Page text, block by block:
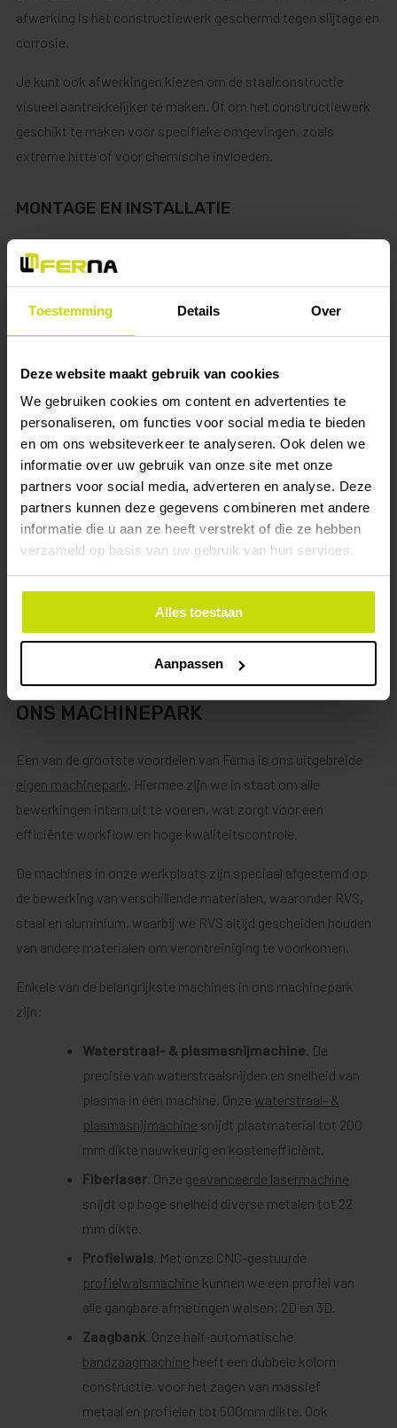
Toestemming Details Over
Deze website maakt gebruik van cookies
We gebruiken cookies om content en advertenties te
personaliseren, om functies voor social media te bieden
en om ons websiteverkeer te analyseren. Ook delen we
informatie over uw gebruik van onze site met onze
partners voor social media, adverteren en analyse. Deze
partners kunnen deze gegevens combineren met andere
informatie die u aan ze heeft verstrekt of die ze hebben
verzameld op basis van uw gebruik van hun services.
Alles toestaan
Aanpassen
afwerking is het constructiewerk geschermd tegen slijtage en
corrosie.
Je kunt ook afwerkingen kiezen om de staalconstructie
visueel aantrekkelijker te maken. Of om het constructiewerk
geschikt te maken voor specifieke omgevingen, zoals
extreme hitte of voor chemische invloeden.
MONTAGE EN INSTALLATIE
montage en installatie op locatie. Dit betekent dat je bij Ferna
installatie. Zo zorgen we ervoor dat het project soepel
wordt uitgevoerd.
ONS MACHINEPARK
Een van de grootste voordelen van Ferna is ons uitgebreide
eigen machinepark . Hiermee zijn we in staat om alle
bewerkingen intern uit te voeren, wat zorgt voor een
efficiënte workflow en hoge kwaliteitscontrole.
De machines in onze werkplaats zijn speciaal afgestemd op
de bewerking van verschillende materialen, waaronder RVS,
staal en aluminium, waarbij we RVS altijd gescheiden houden
van andere materialen om verontreiniging te voorkomen.
Enkele van de belangrijkste machines in ons machinepark
zijn:
Waterstraal- & plasmasnijmachine . De
precisie van waterstraalsnijden en snelheid van
plasma in één machine. Onze waterstraal- &
plasmasnijmachine snijdt plaatmaterial tot 200
mm dikte nauwkeurig en kostenefficiënt.
Fiberlaser . Onze geavanceerde lasermachine
snijdt op hoge snelheid diverse metalen tot 22
mm dikte.
Profielwals . Met onze CNC-gestuurde
profielwalsmachine kunnen we een profiel van
alle gangbare afmetingen walsen; 2D en 3D.
Zaagbank . Onze half-automatische
bandzaagmachine heeft een dubbele kolom
constructie, voor het zagen van massief
metaal en profielen tot 500mm dikte. Ook